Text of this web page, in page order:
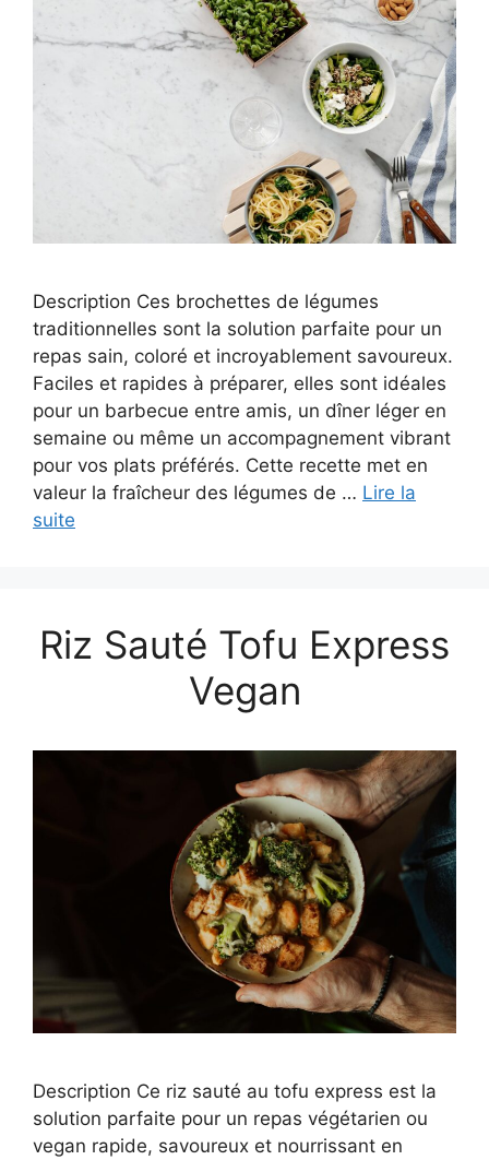
Description Ces brochettes de légumes
traditionnelles sont la solution parfaite pour un
repas sain, coloré et incroyablement savoureux.
Faciles et rapides à préparer, elles sont idéales
pour un barbecue entre amis, un dîner léger en
semaine ou même un accompagnement vibrant
pour vos plats préférés. Cette recette met en
valeur la fraîcheur des légumes de … Lire la
suite
Riz Sauté Tofu Express
Vegan
Description Ce riz sauté au tofu express est la
solution parfaite pour un repas végétarien ou
vegan rapide, savoureux et nourrissant en